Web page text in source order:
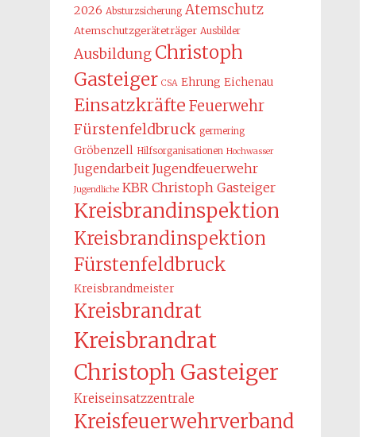
2026 Absturzsicherung Atemschutz
Atemschutzgeräteträger Ausbilder
Ausbildung Christoph
Gasteiger CSA Ehrung Eichenau
Einsatzkräfte Feuerwehr
Fürstenfeldbruck germering
Gröbenzell Hilfsorganisationen Hochwasser
Jugendarbeit Jugendfeuerwehr
Jugendliche KBR Christoph Gasteiger
Kreisbrandinspektion
Kreisbrandinspektion
Fürstenfeldbruck
Kreisbrandmeister
Kreisbrandrat
Kreisbrandrat
Christoph Gasteiger
Kreiseinsatzzentrale
Kreisfeuerwehrverband